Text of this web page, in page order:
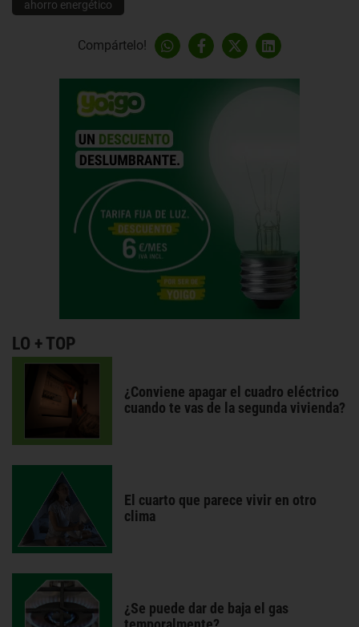
ahorro energético
Compártelo!
LO + TOP
¿Conviene apagar el cuadro eléctrico
cuando te vas de la segunda vivienda?
El cuarto que parece vivir en otro
clima
¿Se puede dar de baja el gas